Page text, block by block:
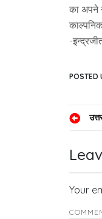
का अपने
-
POSTED
Your